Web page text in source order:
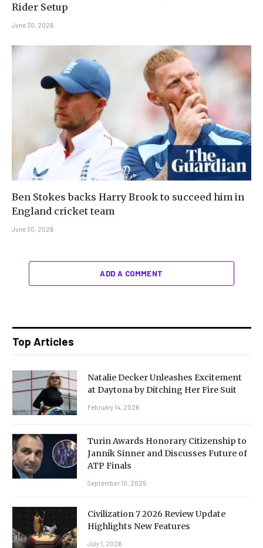
Rider Setup
June 30, 2026
Ben Stokes backs Harry Brook to succeed him in
England cricket team
June 30, 2026
ADD A COMMENT
Top Articles
Natalie Decker Unleashes Excitement
at Daytona by Ditching Her Fire Suit
February 14, 2026
Turin Awards Honorary Citizenship to
Jannik Sinner and Discusses Future of
ATP Finals
September 10, 2025
Civilization 7 2026 Review Update
Highlights New Features
July 1, 2026